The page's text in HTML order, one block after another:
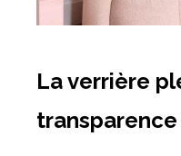
La verrière